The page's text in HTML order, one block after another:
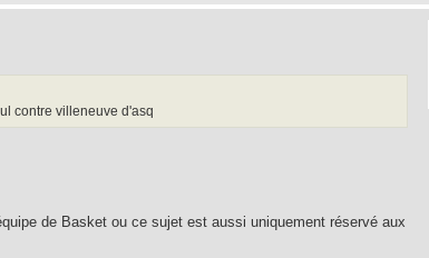
contre villeneuve d'asq
de Basket ou ce sujet est aussi uniquement réservé aux